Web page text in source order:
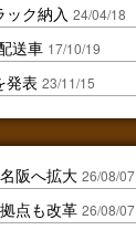
ク納入 24/04/18
送車 17/10/19
発表 23/11/15
阪へ拡大 26/08/07
点も改革 26/08/07